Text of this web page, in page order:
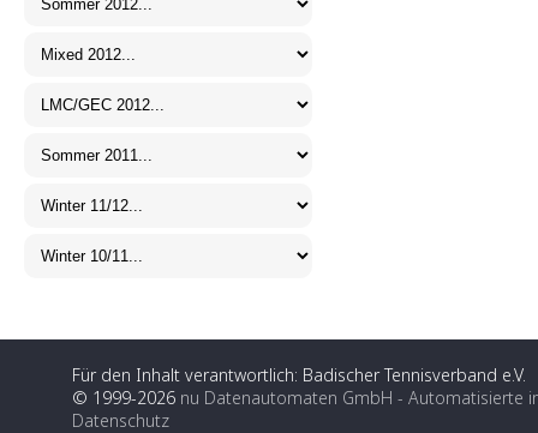
Für den Inhalt verantwortlich: Badischer Tennisverband e.V.
© 1999-2026 nu Datenautomaten GmbH - Automatisierte
Datenschutz